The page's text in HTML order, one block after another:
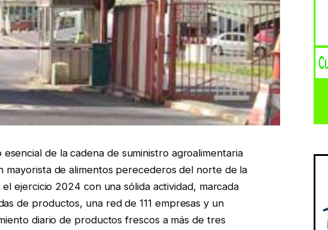
de la cadena de suministro agroalimentaria
mayorista de alimentos perecederos del norte de la
ejercicio 2024 con una sólida actividad, marcada
de productos, una red de 111 empresas y un
diario de productos frescos a más de tres